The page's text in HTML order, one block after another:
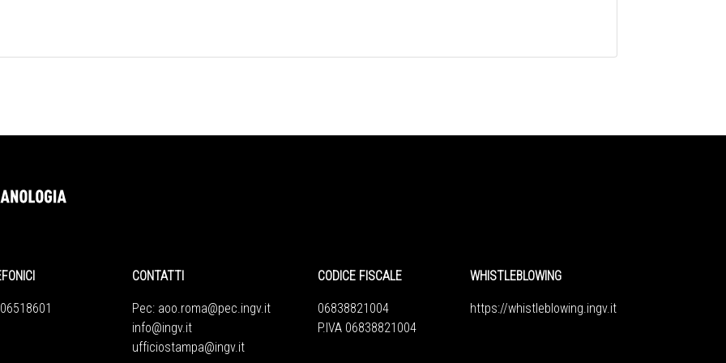
CONTATTI
Pec: aoo.roma@pec.ingv.it
info@ingv.it
ufficiostampa@ingv.it
CODICE FISCALE
06838821004
P.IVA 06838821004
WHISTLEBLOWING
https://whistleblowing.ingv. it